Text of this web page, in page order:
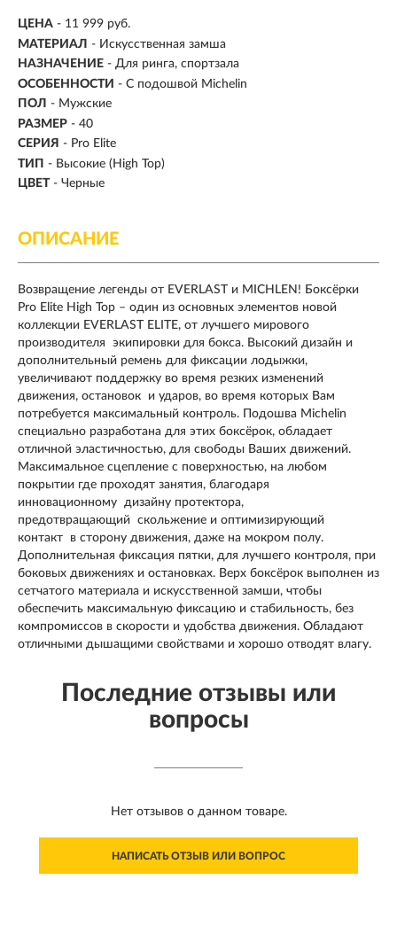
ЦЕНА - 11 999 руб.
МАТЕРИАЛ - Искусственная замша
НАЗНАЧЕНИЕ - Для ринга, спортзала
ОСОБЕННОСТИ - С подошвой Michelin
ПОЛ - Мужские
РАЗМЕР - 40
СЕРИЯ - Pro Elite
ТИП - Высокие (High Top)
ЦВЕТ - Черные
ОПИСАНИЕ
Возвращение легенды от EVERLAST и MICHLEN! Боксёрки
Pro Elite High Top – один из основных элементов новой
коллекции EVERLAST ELITE, от лучшего мирового
производителя экипировки для бокса. Высокий дизайн и
дополнительный ремень для фиксации лодыжки,
увеличивают поддержку во время резких изменений
движения, остановок и ударов, во время которых Вам
потребуется максимальный контроль. Подошва Michelin
специально разработана для этих боксёрок, обладает
отличной эластичностью, для свободы Ваших движений.
Максимальное сцепление с поверхностью, на любом
покрытии где проходят занятия, благодаря
инновационному дизайну протектора,
предотвращающий скольжение и оптимизирующий
контакт в сторону движения, даже на мокром полу.
Дополнительная фиксация пятки, для лучшего контроля, при
боковых движениях и остановках. Верх боксёрок выполнен из
сетчатого материала и искусственной замши, чтобы
обеспечить максимальную фиксацию и стабильность, без
компромиссов в скорости и удобства движения. Обладают
отличными дышащими свойствами и хорошо отводят влагу.
Последние отзывы или
вопросы
Нет отзывов о данном товаре.
НАПИСАТЬ ОТЗЫВ ИЛИ ВОПРОС